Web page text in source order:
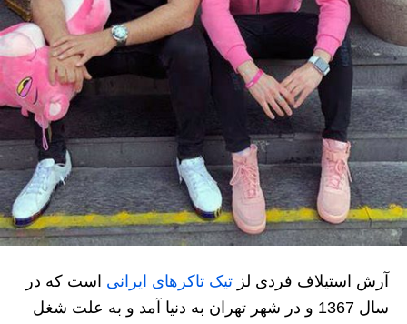
آرش استیلاف فردی لز تیک تاکرهای ایرانی است که در
سال 1367 و در شهر تهران به دنیا آمد و به علت شغل